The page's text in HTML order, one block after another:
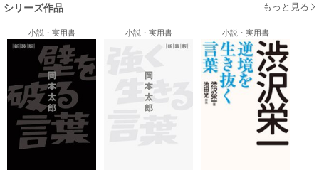
シリーズ作品 もっと見る
小説・実用書 小説・実用書 小説・実用書